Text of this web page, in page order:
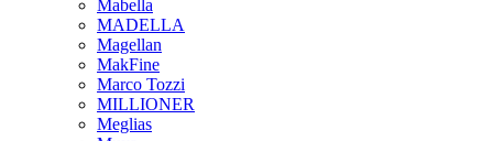
Mabella
MADELLA
Magellan
MakFine
Marco Tozzi
MILLIONER
Meglias